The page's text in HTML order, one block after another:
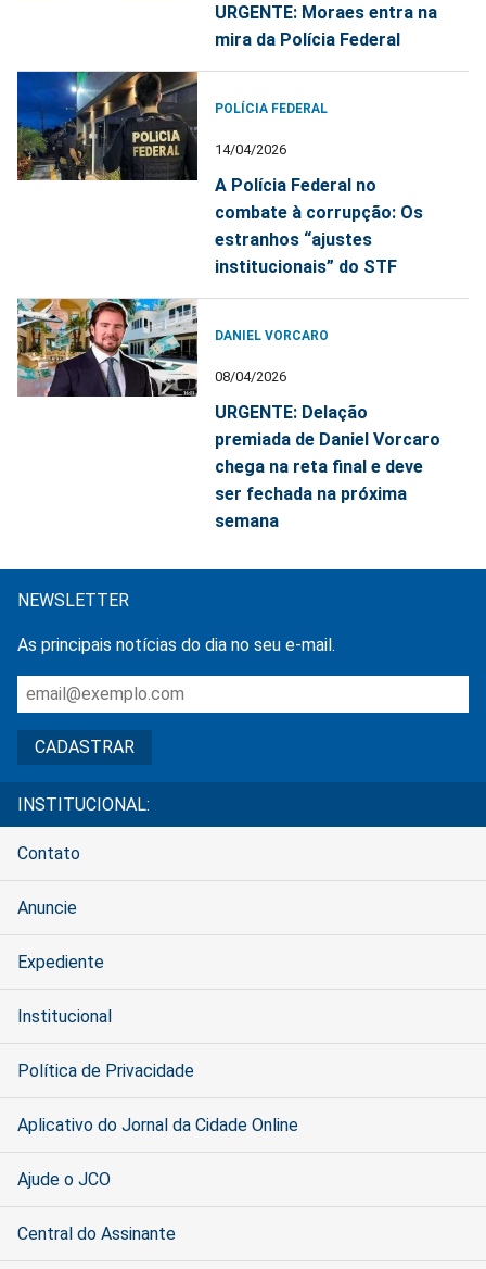
URGENTE: Moraes entra na
mira da Polícia Federal
POLÍCIA FEDERAL
14/04/2026
A Polícia Federal no
combate à corrupção: Os
estranhos “ajustes
institucionais” do STF
DANIEL VORCARO
08/04/2026
URGENTE: Delação
premiada de Daniel Vorcaro
chega na reta final e deve
ser fechada na próxima
semana
NEWSLETTER
As principais notícias do dia no seu e-mail.
INSTITUCIONAL:
Contato
Anuncie
Expediente
Institucional
Política de Privacidade
Aplicativo do Jornal da Cidade Online
Ajude o JCO
Central do Assinante